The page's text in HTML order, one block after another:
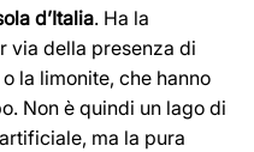
d’Italia. Ha la
via della presenza di
la limonite, che hanno
Non è quindi un lago di
ma la pura